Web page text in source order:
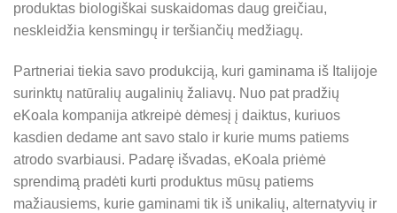
produktas biologiškai suskaidomas daug greičiau,
neskleidžia kensmingų ir teršiančių medžiagų.
Partneriai tiekia savo produkciją, kuri gaminama iš Italijoje
surinktų natūralių augalinių žaliavų. Nuo pat pradžių
eKoala kompanija atkreipė dėmesį į daiktus, kuriuos
kasdien dedame ant savo stalo ir kurie mums patiems
atrodo svarbiausi. Padarę išvadas, eKoala priėmė
sprendimą pradėti kurti produktus mūsų patiems
mažiausiems, kurie gaminami tik iš unikalių, alternatyvių ir